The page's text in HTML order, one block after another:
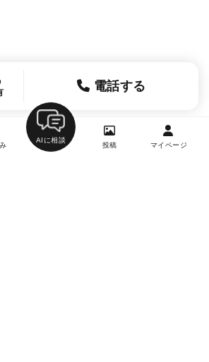
電話する
AIに相談
投稿 マイページ